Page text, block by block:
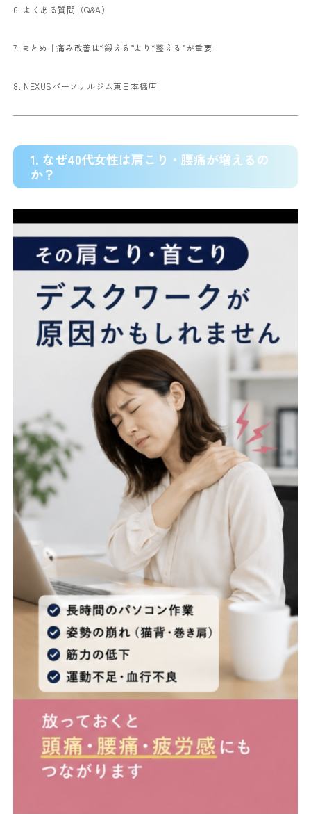
6. よくある質問（Q&A）
7. まとめ｜痛み改善は“鍛える”より“整える”が重要
8. NEXUSパーソナルジム東日本橋店
1. なぜ40代女性は肩こり・腰痛が増えるの
か？